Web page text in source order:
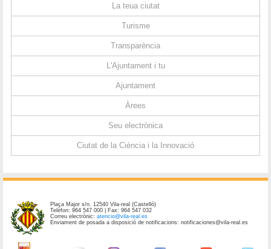
La teua ciutat
Turisme
Transparència
L'Ajuntament i tu
Ajuntament
Àrees
Seu electrònica
Ciutat de la Ciència i la Innovació
Plaça Major s/n. 12540 Vila-real (Castelló)
Telèfon: 964 547 000 | Fax: 964 547 032
Correu electrònic:atencio@vila-real.es
Enviament de posada a disposició de notificacions: notificaciones@vila-real.es